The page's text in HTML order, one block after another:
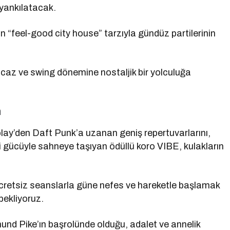
“feel-good city house” tarzıyla gündüz partilerinin
ve swing dönemine nostaljik bir yolculuğa
Daft Punk’a uzanan geniş repertuvarlarını,
sahneye taşıyan ödüllü koro VIBE, kulakların
seanslarla güne nefes ve hareketle başlamak
Pike’ın başrolünde olduğu, adalet ve annelik